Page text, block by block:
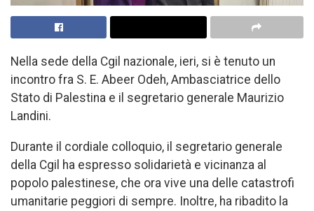
Nella sede della Cgil nazionale, ieri, si è tenuto un
incontro fra S. E. Abeer Odeh, Ambasciatrice dello
Stato di Palestina e il segretario generale Maurizio
Landini.
Durante il cordiale colloquio, il segretario generale
della Cgil ha espresso solidarietà e vicinanza al
popolo palestinese, che ora vive una delle catastrofi
umanitarie peggiori di sempre. Inoltre, ha ribadito la